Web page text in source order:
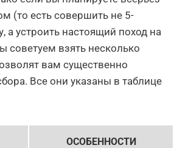
(то есть совершить не 5-
а устроить настоящий поход на
советуем взять несколько
вам существенно
Все они указаны в таблице
ОСОБЕННОСТИ